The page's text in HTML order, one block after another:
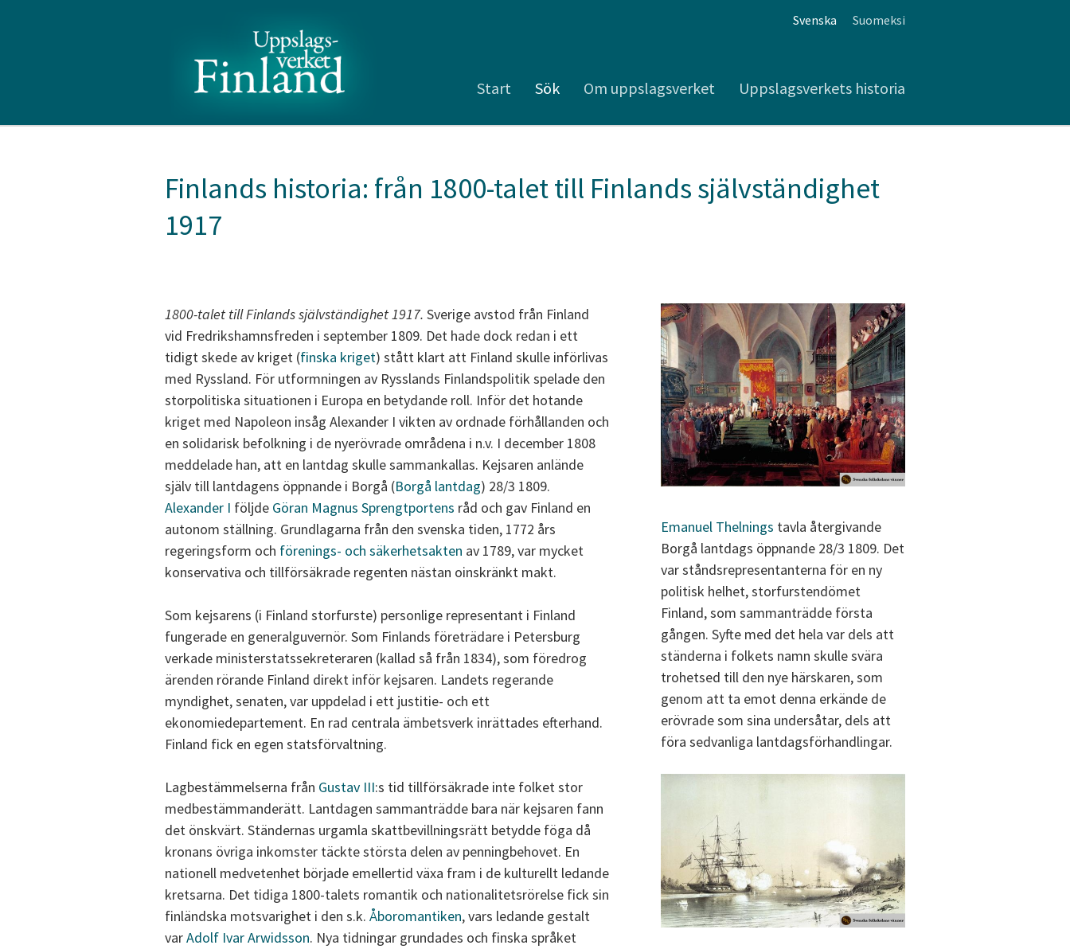
Svenska Suomeksi
Start Sök Om uppslagsverket Uppslagsverkets historia
Finlands historia: från 1800-talet till Finlands självständighet
1917
1800-talet till Finlands självständighet 1917. Sverige avstod från Finland
vid Fredrikshamnsfreden i september 1809. Det hade dock redan i ett
tidigt skede av kriget (finska kriget) stått klart att Finland skulle införlivas
med Ryssland. För utformningen av Rysslands Finlandspolitik spelade den
storpolitiska situationen i Europa en betydande roll. Inför det hotande
kriget med Napoleon insåg Alexander I vikten av ordnade förhållanden och
en solidarisk befolkning i de nyerövrade områdena i n.v. I december 1808
meddelade han, att en lantdag skulle sammankallas. Kejsaren anlände
själv till lantdagens öppnande i Borgå (Borgå lantdag) 28/3 1809.
Alexander I följde Göran Magnus Sprengtportens råd och gav Finland en
autonom ställning. Grundlagarna från den svenska tiden, 1772 års
regeringsform och förenings- och säkerhetsakten av 1789, var mycket
konservativa och tillförsäkrade regenten nästan oinskränkt makt.
Som kejsarens (i Finland storfurste) personlige representant i Finland
fungerade en generalguvernör. Som Finlands företrädare i Petersburg
verkade ministerstatssekreteraren (kallad så från 1834), som föredrog
ärenden rörande Finland direkt inför kejsaren. Landets regerande
myndighet, senaten, var uppdelad i ett justitie- och ett
ekonomiedepartement. En rad centrala ämbetsverk inrättades efterhand.
Finland fick en egen statsförvaltning.
Lagbestämmelserna från Gustav III:s tid tillförsäkrade inte folket stor
medbestämmanderätt. Lantdagen sammanträdde bara när kejsaren fann
det önskvärt. Ständernas urgamla skattbevillningsrätt betydde föga då
kronans övriga inkomster täckte största delen av penningbehovet. En
nationell medvetenhet började emellertid växa fram i de kulturellt ledande
kretsarna. Det tidiga 1800-talets romantik och nationalitetsrörelse fick sin
finländska motsvarighet i den s.k. Åboromantiken, vars ledande gestalt
varAdolf Ivar Arwidsson. Nya tidningar grundades och finska språket
Emanuel Thelnings tavla återgivande
Borgå lantdags öppnande 28/3 1809. Det
var ståndsrepresentanterna för en ny
politisk helhet, storfurstendömet
Finland, som sammanträdde första
gången. Syfte med det hela var dels att
ständerna i folkets namn skulle svära
trohetsed till den nye härskaren, som
genom att ta emot denna erkände de
erövrade som sina undersåtar, dels att
föra sedvanliga lantdagsförhandlingar.